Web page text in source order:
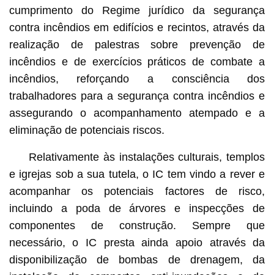
cumprimento do Regime jurídico da segurança
contra incêndios em edifícios e recintos, através da
realização de palestras sobre prevenção de
incêndios e de exercícios práticos de combate a
incêndios, reforçando a consciência dos
trabalhadores para a segurança contra incêndios e
assegurando o acompanhamento atempado e a
eliminação de potenciais riscos.
Relativamente às instalações culturais, templos
e igrejas sob a sua tutela, o IC tem vindo a rever e
acompanhar os potenciais factores de risco,
incluindo a poda de árvores e inspecções de
componentes de construção. Sempre que
necessário, o IC presta ainda apoio através da
disponibilização de bombas de drenagem, da